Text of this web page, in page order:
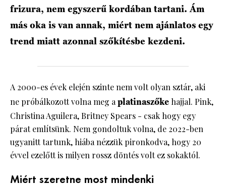
frizura, nem egyszerű kordában tartani. Ám
más oka is van annak, miért nem ajánlatos egy
trend miatt azonnal szőkítésbe kezdeni.
A 2000-es évek elején szinte nem volt olyan sztár, aki
ne próbálkozott volna meg aplatinaszőke hajjal. Pink,
Christina Aguilera, Britney Spears - csak hogy egy
párat említsünk. Nem gondoltuk volna, de 2022-ben
ugyanitt tartunk, hiába nézzük pironkodva, hogy 20
évvel ezelőtt is milyen rossz döntés volt ez sokaktól.
Miért szeretne most mindenki